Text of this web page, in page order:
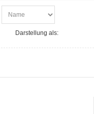
Darstellung als: